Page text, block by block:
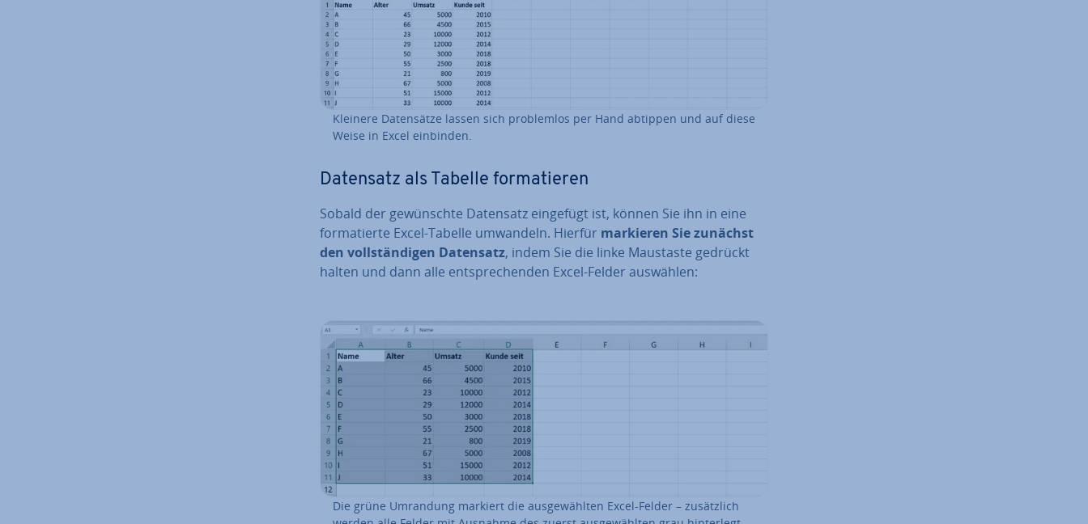
Kleinere Da­ten­sät­ze lassen sich pro­blem­los per Hand abtippen und auf diese
Weise in Excel einbinden.
Datensatz als Tabelle for­ma­tie­ren
Sobald der ge­wünsch­te Datensatz eingefügt ist, können Sie ihn in eine
for­ma­tier­te Excel-Tabelle umwandeln. Hierfür markieren Sie zunächst
den voll­stän­di­gen Datensatz, indem Sie die linke Maustaste gedrückt
halten und dann alle ent­spre­chen­den Excel-Felder auswählen:
Die grüne Umrandung markiert die aus­ge­wähl­ten Excel-Felder – zu­sätz­lich